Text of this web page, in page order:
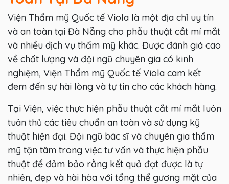
Viện Thẩm mỹ Quốc tế Viola là một địa chỉ uy tín
và an toàn tại Đà Nẵng cho phẫu thuật cắt mí mắt
và nhiều dịch vụ thẩm mỹ khác. Được đánh giá cao
về chất lượng và đội ngũ chuyên gia có kinh
nghiệm, Viện Thẩm mỹ Quốc tế Viola cam kết
đem đến sự hài lòng và tự tin cho các khách hàng.
Tại Viện, việc thực hiện phẫu thuật cắt mí mắt luôn
tuân thủ các tiêu chuẩn an toàn và sử dụng kỹ
thuật hiện đại. Đội ngũ bác sĩ và chuyên gia thẩm
mỹ tận tâm trong việc tư vấn và thực hiện phẫu
thuật để đảm bảo rằng kết quả đạt được là tự
nhiên, đẹp và hài hòa với tổng thể gương mặt của